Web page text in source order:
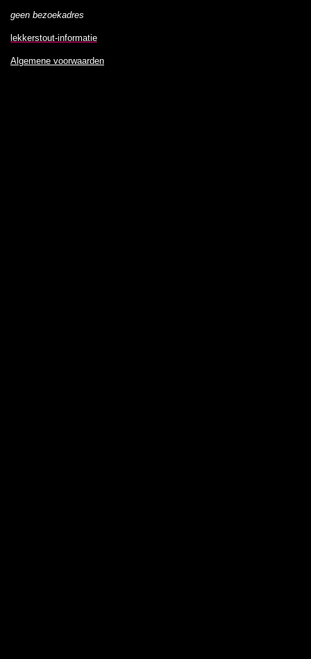
geen bezoekadres
lekkerstout-informatie
Algemene voorwaarden